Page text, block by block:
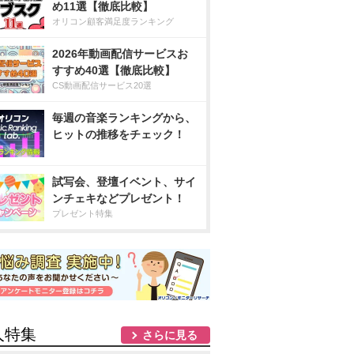
め11選【徹底比較】
オリコン顧客満足度ランキング
2026年動画配信サービスお
すすめ40選【徹底比較】
CS動画配信サービス20選
毎週の音楽ランキングから、
ヒットの推移をチェック！
試写会、登壇イベント、サイ
ンチェキなどプレゼント！
プレゼント特集
特集 さらに見る